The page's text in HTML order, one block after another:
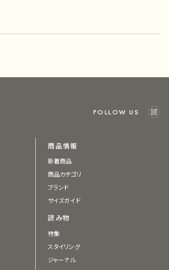
FOLLOW US
商品情報
新着商品
商品カテゴリ
ブランド
サイズガイド
読み物
特集
スタイリング
ジャーナル